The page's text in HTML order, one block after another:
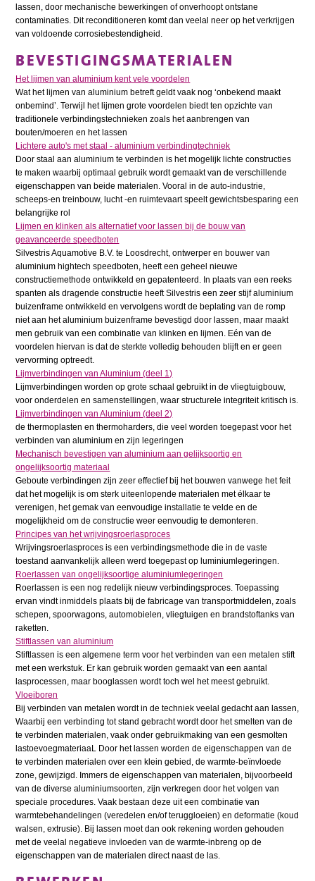
lassen, door mechanische bewerkingen of onverhoopt ontstane
contaminaties. Dit reconditioneren komt dan veelal neer op het verkrijgen
van voldoende corrosiebestendigheid.
BEVESTIGINGSMATERIALEN
Het lijmen van aluminium kent vele voordelen
Wat het lijmen van aluminium betreft geldt vaak nog ‘onbekend maakt
onbemind’. Terwijl het lijmen grote voordelen biedt ten opzichte van
traditionele verbindingstechnieken zoals het aanbrengen van
bouten/moeren en het lassen
Lichtere auto's met staal - aluminium verbindingtechniek
Door staal aan aluminium te verbinden is het mogelijk lichte constructies
te maken waarbij optimaal gebruik wordt gemaakt van de verschillende
eigenschappen van beide materialen. Vooral in de auto-industrie,
scheeps-en treinbouw, lucht -en ruimtevaart speelt gewichtsbesparing een
belangrijke rol
Lijmen en klinken als alternatief voor lassen bij de bouw van
geavanceerde speedboten
Silvestris Aquamotive B.V. te Loosdrecht, ontwerper en bouwer van
aluminium hightech speedboten, heeft een geheel nieuwe
constructiemethode ontwikkeld en gepatenteerd. In plaats van een reeks
spanten als dragende constructie heeft Silvestris een zeer stijf aluminium
buizenframe ontwikkeld en vervolgens wordt de beplating van de romp
niet aan het aluminium buizenframe bevestigd door lassen, maar maakt
men gebruik van een combinatie van klinken en lijmen. Eén van de
voordelen hiervan is dat de sterkte volledig behouden blijft en er geen
vervorming optreedt.
Lijmverbindingen van Aluminium (deel 1)
Lijmverbindingen worden op grote schaal gebruikt in de vliegtuigbouw,
voor onderdelen en samenstellingen, waar structurele integriteit kritisch is.
Lijmverbindingen van Aluminium (deel 2)
de thermoplasten en thermoharders, die veel worden toegepast voor het
verbinden van aluminium en zijn legeringen
Mechanisch bevestigen van aluminium aan gelijksoortig en
ongelijksoortig materiaal
Geboute verbindingen zijn zeer effectief bij het bouwen vanwege het feit
dat het mogelijk is om sterk uiteenlopende materialen met élkaar te
verenigen, het gemak van eenvoudige installatie te velde en de
mogelijkheid om de constructie weer eenvoudig te demonteren.
Principes van het wrijvingsroerlasproces
Wrijvingsroerlasproces is een verbindingsmethode die in de vaste
toestand aanvankelijk alleen werd toegepast op luminiumlegeringen.
Roerlassen van ongelijksoortige aluminiumlegeringen
Roerlassen is een nog redelijk nieuw verbindingsproces. Toepassing
ervan vindt inmiddels plaats bij de fabricage van transportmiddelen, zoals
schepen, spoorwagons, automobielen, vliegtuigen en brandstoftanks van
raketten.
Stiftlassen van aluminium
Stiftlassen is een algemene term voor het verbinden van een metalen stift
met een werkstuk. Er kan gebruik worden gemaakt van een aantal
lasprocessen, maar booglassen wordt toch wel het meest gebruikt.
Vloeiboren
Bij verbinden van metalen wordt in de techniek veelal gedacht aan lassen,
Waarbij een verbinding tot stand gebracht wordt door het smelten van de
te verbinden materialen, vaak onder gebruikmaking van een gesmolten
lastoevoegmateriaaL Door het lassen worden de eigenschappen van de
te verbinden materialen over een klein gebied, de warmte-beïnvloede
zone, gewijzigd. Immers de eigenschappen van materialen, bijvoorbeeld
van de diverse aluminiumsoorten, zijn verkregen door het volgen van
speciale procedures. Vaak bestaan deze uit een combinatie van
warmtebehandelingen (veredelen en/of teruggloeien) en deformatie (koud
walsen, extrusie). Bij lassen moet dan ook rekening worden gehouden
met de veelal negatieve invloeden van de warmte-inbreng op de
eigenschappen van de materialen direct naast de las.